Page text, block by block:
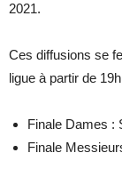
2021.
Ces diffusions se
ligue à partir de
Finale Dames :
Finale